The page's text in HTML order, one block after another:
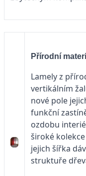
Přírodní
Lamely z
vertikálním
nové pole
funkční
ozdobu
široké
jejich šířka
struktuře